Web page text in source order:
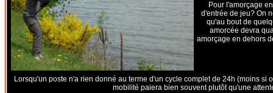
Pour l'amorçage
d'entrée de jeu? On
qu'au bout de
amorcée devra
amorçage en dehors
Lorsqu'un poste n'a rien donné au terme d'un cycle complet de 24h (moins si
mobilité paiera bien souvent plutôt qu'une